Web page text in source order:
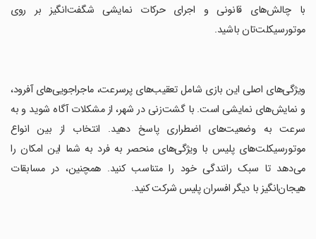
با چالش‌های قانونی و اجرای حرکات نمایشی شگفت‌انگیز بر روی
موتورسیکلت‌تان باشید.
‏ویژگی‌های اصلی این بازی شامل تعقیب‌های پرسرعت، ماجراجویی‌های آفرود،
و نمایش‌های نمایشی است. با گشت‌زنی در شهر، از مشکلات آگاه شوید و به
سرعت به وضعیت‌های اضطراری پاسخ دهید. انتخاب از بین انواع
موتورسیکلت‌های پلیس با ویژگی‌های منحصر به فرد به شما این امکان را
می‌دهد تا سبک رانندگی خود را متناسب کنید. همچنین، در مسابقات
هیجان‌انگیز با دیگر افسران پلیس شرکت کنید.